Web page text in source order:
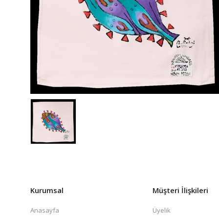
Kurumsal
Anasayfa
Müşteri İlişkileri
Üyelik